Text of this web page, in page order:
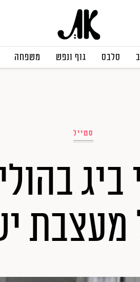
סלבס גוף ונפש משפחה
סטייל